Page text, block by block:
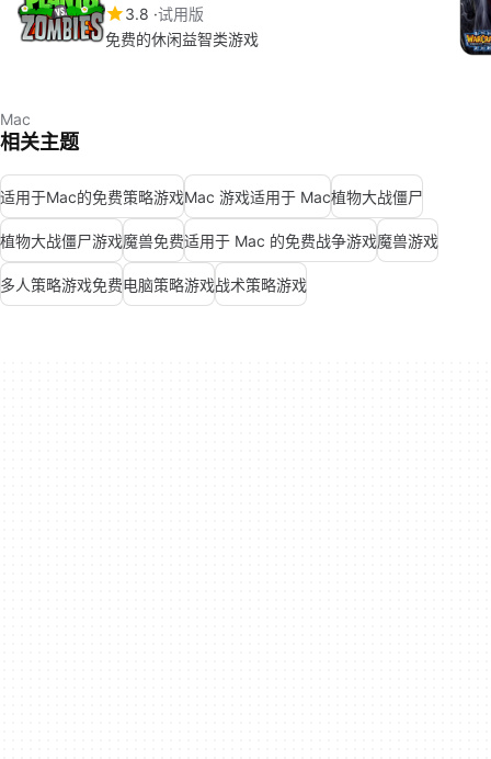
3.8 试用版
免费的休闲益智类游戏
Mac
相关主题
适用于Mac的免费策略游戏Mac 游戏适用于 Mac植物大战僵尸
植物大战僵尸游戏魔兽免费适用于 Mac 的免费战争游戏魔兽游戏
多人策略游戏免费电脑策略游戏战术策略游戏